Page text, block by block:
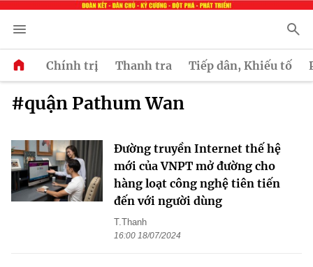
Chính trị Thanh tra Tiếp dân, Khiếu tố
#quận Pathum Wan
Đường truyền Internet thế hệ
mới của VNPT mở đường cho
hàng loạt công nghệ tiên tiến
đến với người dùng
T.Thanh
16:00 18/07/2024